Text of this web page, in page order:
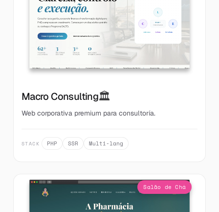
Macro Consulting🏛️
Web corporativa premium para consultoría.
STACK PHP SSR Multi-lang
Salão de Chá